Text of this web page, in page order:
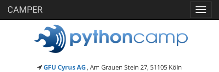
CAMPER
GFU Cyrus AG , Am Grauen Stein 27, 51105 Köln